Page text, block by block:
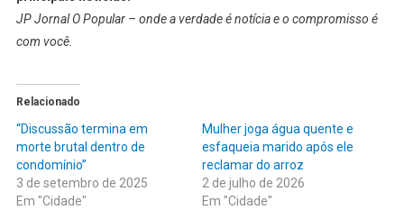
JP Jornal O Popular – onde a verdade é notícia e o compromisso é
com você.
Relacionado
“Discussão termina em
morte brutal dentro de
condomínio”
3 de setembro de 2025
Em "Cidade"
Mulher joga água quente e
esfaqueia marido após ele
reclamar do arroz
2 de julho de 2026
Em "Cidade"